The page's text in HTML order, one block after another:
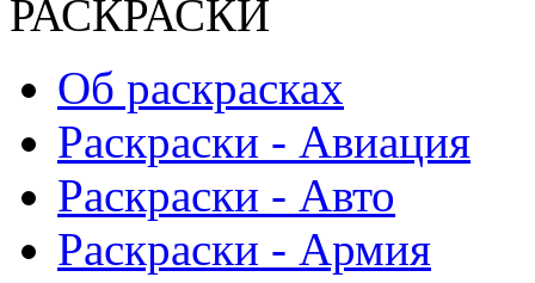
РАСКРАСКИ
Об раскрасках
Раскраски - Авиация
Раскраски - Авто
Раскраски - Армия